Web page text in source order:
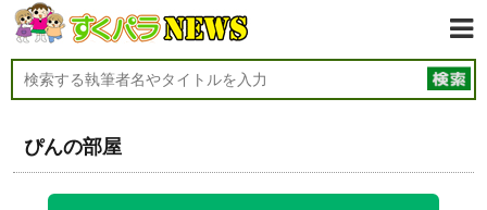
ぴんの部屋